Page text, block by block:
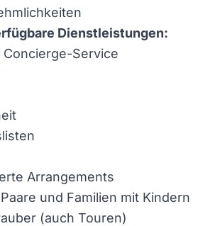
Dienstleistungen:
Service
Arrangements
und Familien mit Kindern
(auch Touren)